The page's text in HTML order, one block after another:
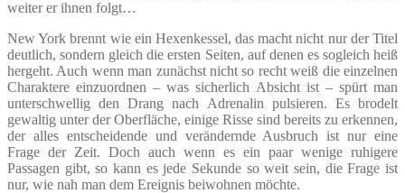
weiter er ihnen folgt…
New York brennt wie ein Hexenkessel, das macht nicht nur der Titel
deutlich, sondern gleich die ersten Seiten, auf denen es sogleich heiß
hergeht. Auch wenn man zunächst nicht so recht weiß die einzelnen
Charaktere einzuordnen – was sicherlich Absicht ist – spürt man
unterschwellig den Drang nach Adrenalin pulsieren. Es brodelt
gewaltig unter der Oberfläche, einige Risse sind bereits zu erkennen,
der alles entscheidende und verändernde Ausbruch ist nur eine
Frage der Zeit. Doch auch wenn es ein paar wenige ruhigere
Passagen gibt, so kann es jede Sekunde so weit sein, die Frage ist
nur, wie nah man dem Ereignis beiwohnen möchte.